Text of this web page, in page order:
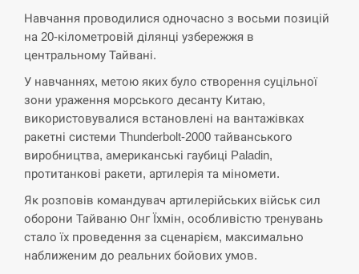
14:23
Поставки ракет для ПВО сократились втрое,
хотя у партнеров они…
СЕРПЕНЬ
У Румунії затоплять чотири баржі для
збільшення потоку води до…
СЕРПЕНЬ
13:53
В Москве пожаловались на “кратный рост” атак
дронов Украины
СЕРПЕНЬ
Навчання проводилися одночасно з восьми позицій
на 20-кілометровій ділянці узбережжя в
центральному Тайвані.
У навчаннях, метою яких було створення суцільної
зони ураження морського десанту Китаю,
використовувалися встановлені на вантажівках
ракетні системи Thunderbolt-2000 тайванського
виробництва, американські гаубиці Paladin,
протитанкові ракети, артилерія та міномети.
Як розповів командувач артилерійських військ сил
оборони Тайваню Онг Їхмін, особливістю тренувань
стало їх проведення за сценарієм, максимально
наближеним до реальних бойових умов.